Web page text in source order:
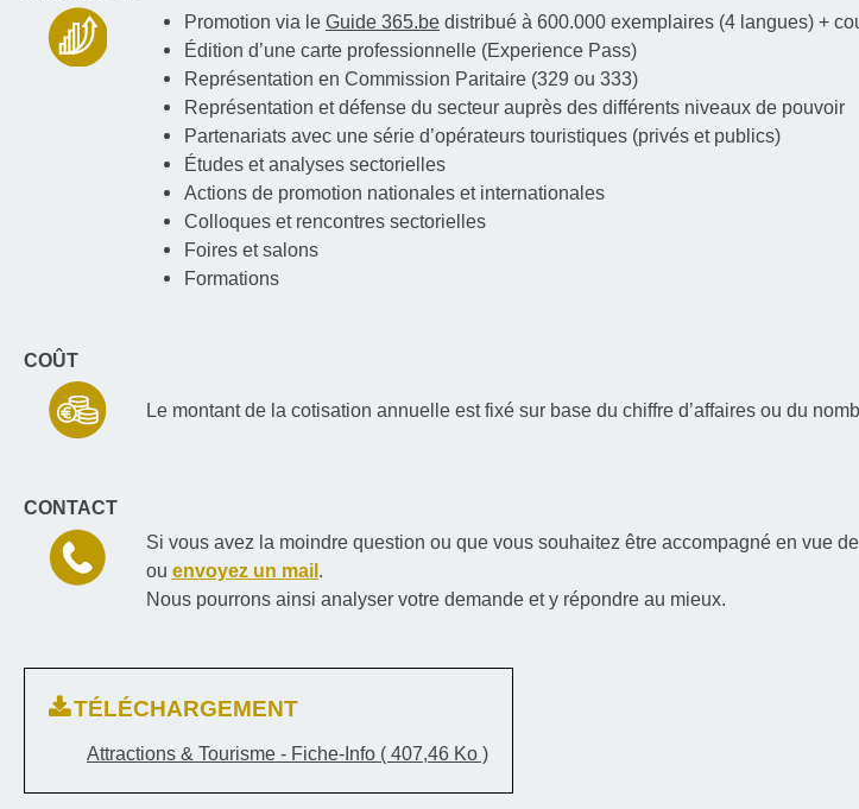
Promotion via le Guide 365.bedistribué à 600.000 exemplaires (4 langues) +
Édition d’une carte professionnelle (Experience Pass)
Représentation en Commission Paritaire (329 ou 333)
Représentation et défense du secteur auprès des différents niveaux de pouvoir
Partenariats avec une série d’opérateurs touristiques (privés et publics)
Études et analyses sectorielles
Actions de promotion nationales et internationales
Colloques et rencontres sectorielles
Foires et salons
Formations
COÛT
Le montant de la cotisation annuelle est fixé sur base du chiffre d’affaires ou du
CONTACT
Si vous avez la moindre question ou que vous souhaitez être accompagné en vue
ou envoyez un mail.
Nous pourrons ainsi analyser votre demande et y répondre au mieux.
TÉLÉCHARGEMENT
Attractions & Tourisme - Fiche-Info ( 407,46 Ko )